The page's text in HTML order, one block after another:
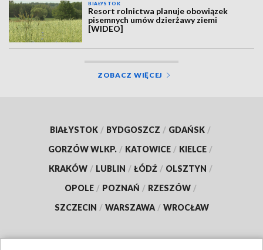
BIAŁYSTOK
Resort rolnictwa planuje obowiązek
pisemnych umów dzierżawy ziemi
[WIDEO]
ZOBACZ WIĘCEJ
BIAŁYSTOK / BYDGOSZCZ / GDAŃSK /
GORZÓW WLKP. / KATOWICE / KIELCE /
KRAKÓW / LUBLIN / ŁÓDŹ / OLSZTYN /
OPOLE / POZNAŃ / RZESZÓW /
SZCZECIN / WARSZAWA / WROCŁAW